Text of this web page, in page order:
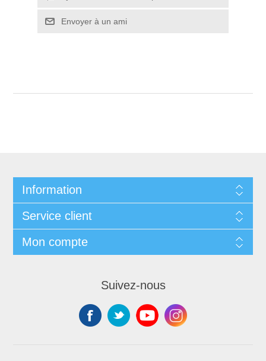
Envoyer à un ami
Information
Service client
Mon compte
Suivez-nous